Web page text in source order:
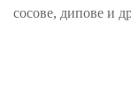
сосове, дипове и